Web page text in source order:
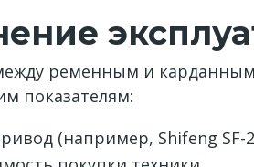
ременным и
показателям:
(например, Shifeng SF-